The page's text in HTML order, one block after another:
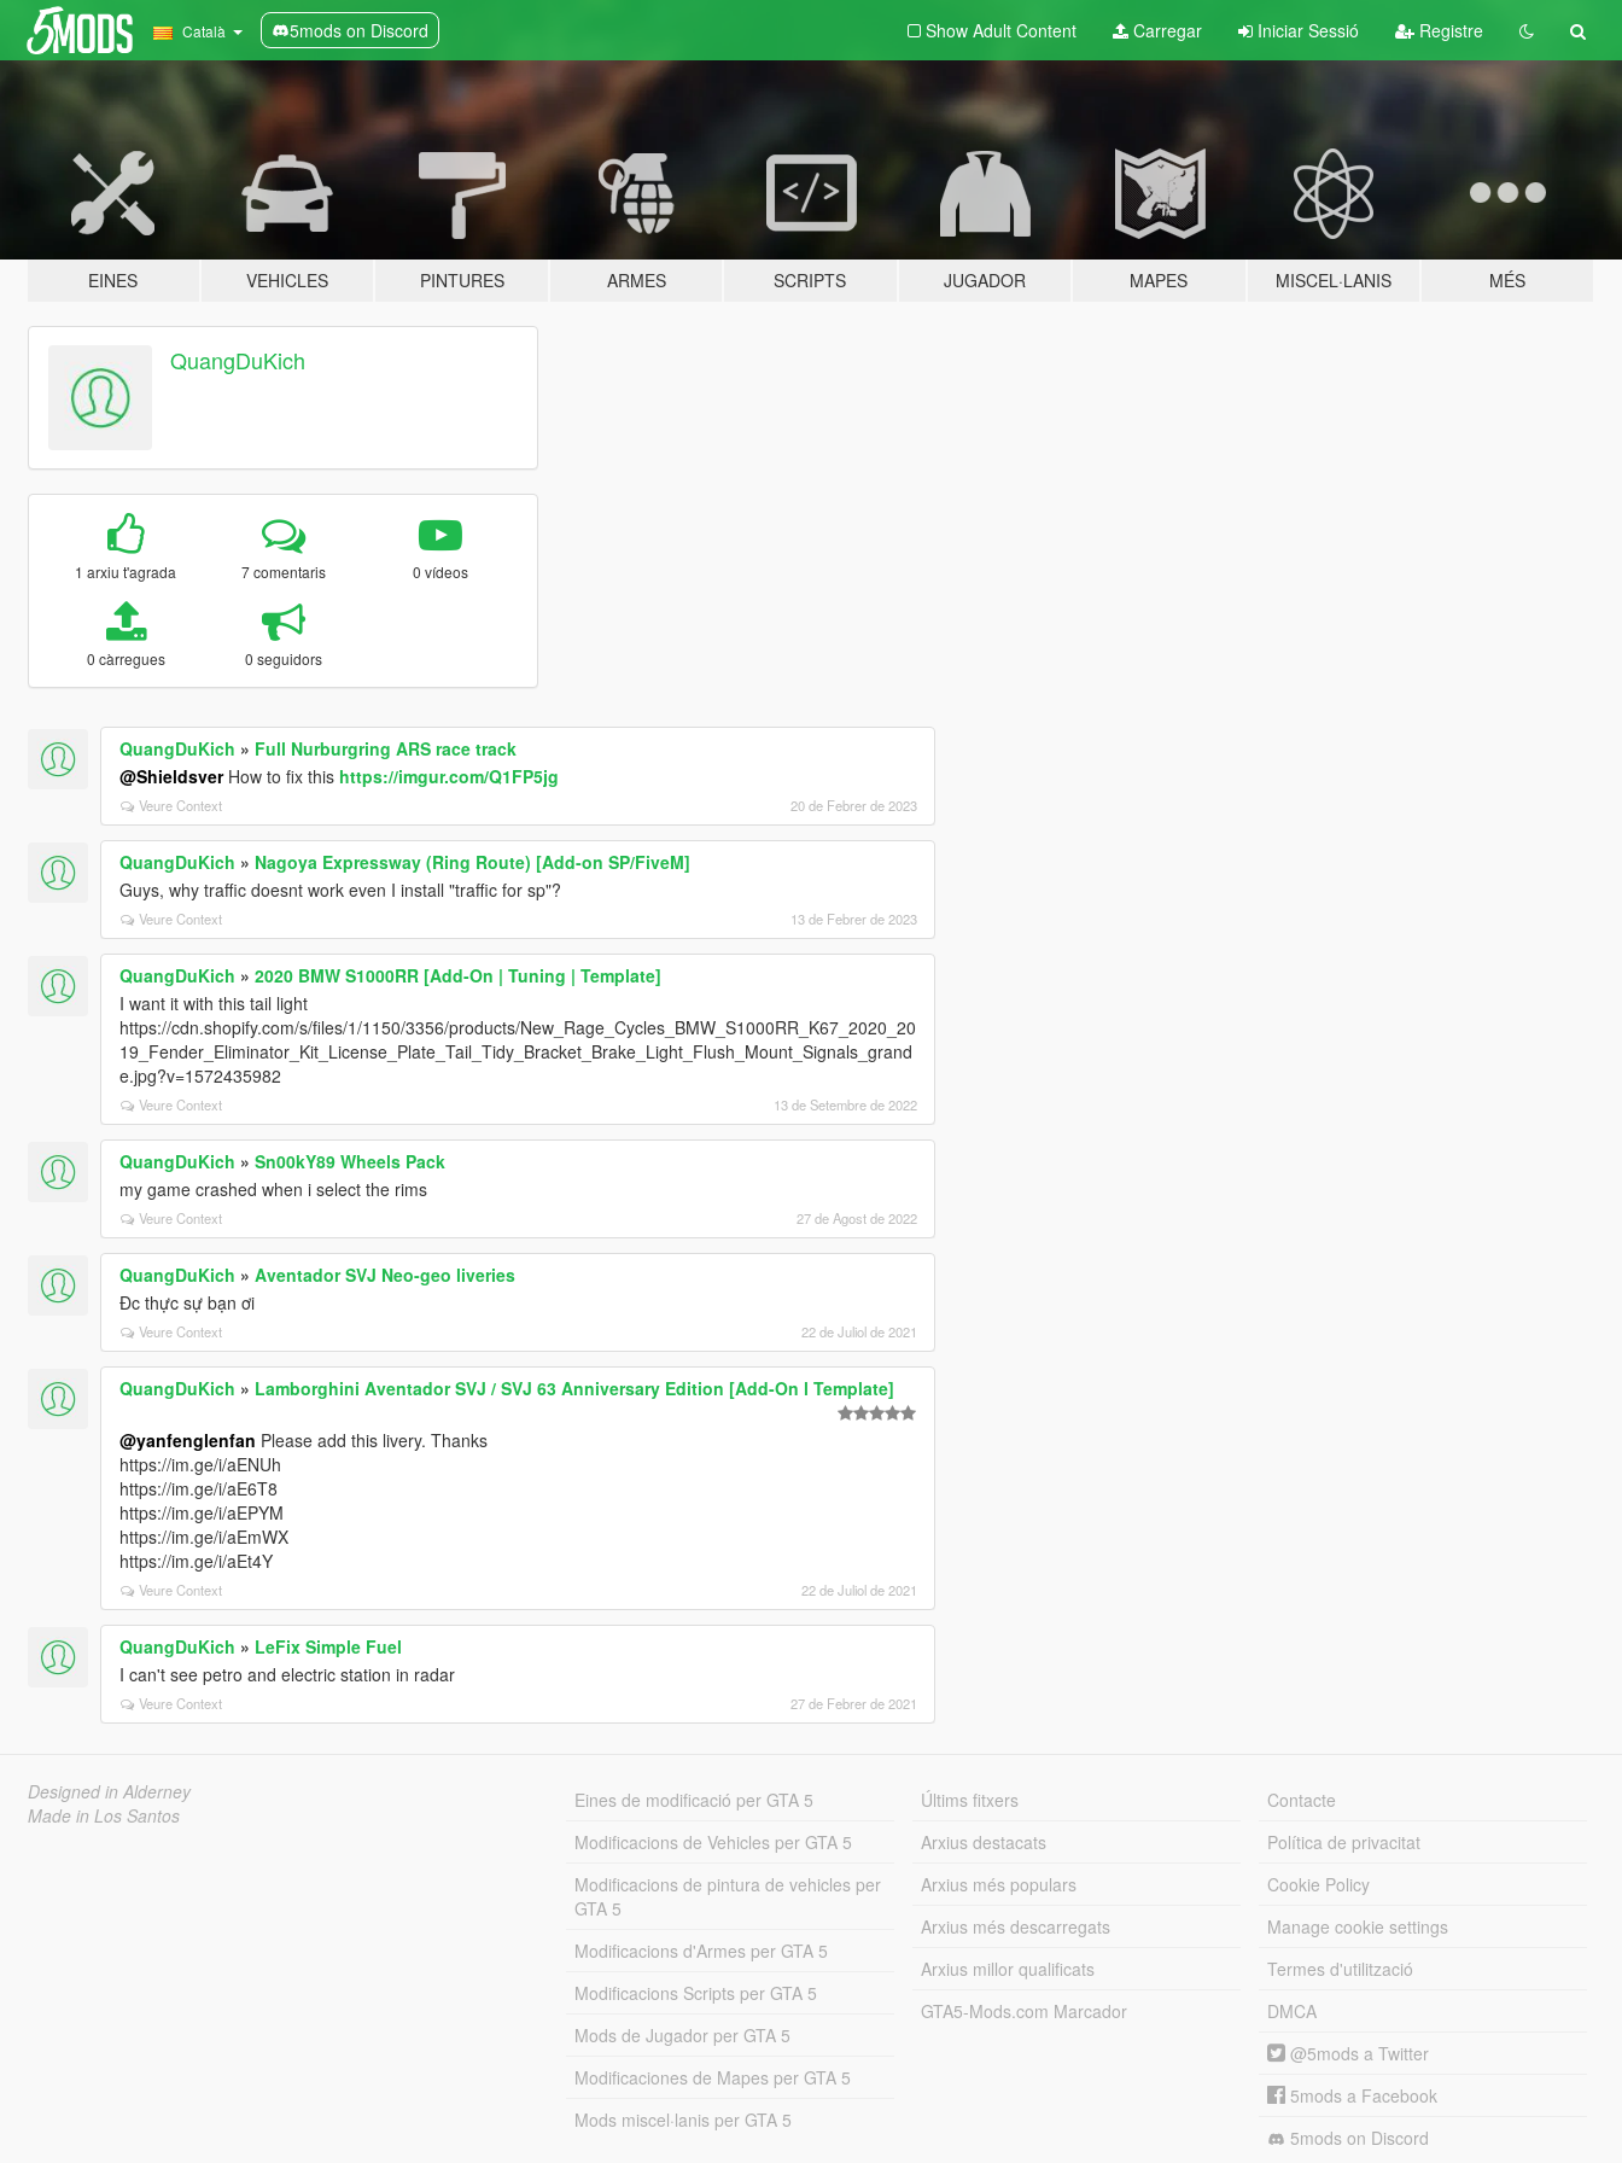
Català 5mods on Discord Show Adult Content Carregar Iniciar Sessió Registre
EINES VEHICLES PINTURES ARMES SCRIPTS JUGADOR MAPES MISCEL·LANIS MÉS
QuangDuKich
1 arxiu t'agrada 7 comentaris 0 vídeos
0 càrregues 0 seguidors
QuangDuKich » Full Nurburgring ARS race track
@ShieldsverHow to fix this https://imgur.com/Q1FP5jg
Veure Context 20 de Febrer de 2023
QuangDuKich » Nagoya Expressway (Ring Route) [Add-on SP/FiveM]
Guys, why traffic doesnt work even I install "traffic for sp"?
Veure Context 13 de Febrer de 2023
QuangDuKich » 2020 BMW S1000RR [Add-On | Tuning | Template]
I want it with this tail light
https://cdn.shopify.com/s/files/1/1150/3356/products/New_Rage_Cycles_BMW_S1000RR_K67_2020_20
19_Fender_Eliminator_Kit_License_Plate_Tail_Tidy_Bracket_Brake_Light_Flush_Mount_Signals_grand
e.jpg?v=1572435982
Veure Context 13 de Setembre de 2022
QuangDuKich » Sn00kY89 Wheels Pack
my game crashed when i select the rims
Veure Context 27 de Agost de 2022
QuangDuKich » Aventador SVJ Neo-geo liveries
Đc thực sự bạn ơi
Veure Context 22 de Juliol de 2021
QuangDuKich » Lamborghini Aventador SVJ / SVJ 63 Anniversary Edition [Add-On l Template]
@yanfenglenfan Please add this livery. Thanks
https://im.ge/i/aENUh
https://im.ge/i/aE6T8
https://im.ge/i/aEPYM
https://im.ge/i/aEmWX
https://im.ge/i/aEt4Y
Veure Context 22 de Juliol de 2021
QuangDuKich » LeFix Simple Fuel
I can't see petro and electric station in radar
Veure Context 27 de Febrer de 2021
Designed in Alderney
Made in Los Santos
Eines de modificació per GTA 5
Modificacions de Vehicles per GTA 5
Modificacions de pintura de vehicles per
GTA 5
Modificacions d'Armes per GTA 5
Modificacions Scripts per GTA 5
Mods de Jugador per GTA 5
Modificaciones de Mapes per GTA 5
Mods miscel·lanis per GTA 5
Últims fitxers
Arxius destacats
Arxius més populars
Arxius més descarregats
Arxius millor qualificats
GTA5-Mods.com Marcador
Contacte
Política de privacitat
Cookie Policy
Manage cookie settings
Termes d'utilització
DMCA
@5mods a Twitter
5mods a Facebook
5mods on Discord